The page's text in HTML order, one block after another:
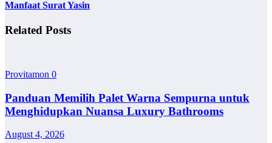
Manfaat Surat Yasin
Related Posts
Provitamon 0
Panduan Memilih Palet Warna Sempurna untuk
Menghidupkan Nuansa Luxury Bathrooms
August 4, 2026